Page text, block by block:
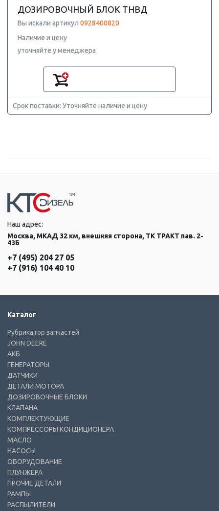
ДОЗИРОВОЧНЫЙ БЛОК ТНВД
Вы искали артикул 0928400820
Наличие и цену
уточняйте у менеджера
Срок поставки: Уточняйте наличие и цену
Наш адрес:
Москва, МКАД 32 км, внешняя сторона, ТК ТРАКТ пав. 2-
43Б
+7 (495) 204 27 05
+7 (916) 104 40 10
Каталог
Рубрикатор запчастей
JOHN DEERE
АКБ
ГЕНЕРАТОРЫ
ДАТЧИКИ
ДЕТАЛИ МОТОРА
ДОЗИРОВОЧНЫЕ БЛОКИ
КЛАПАНА
КОМПЛЕКТУЮЩИЕ
КОМПРЕССОРЫ КОНДИЦИОНЕРА
МАСЛО
НАСОСЫ
ОБОРУДОВАНИЕ
ПЛУНЖЕРА
ПРОЧИЕ ДЕТАЛИ
РАМПЫ
РАСПЫЛИТЕЛИ